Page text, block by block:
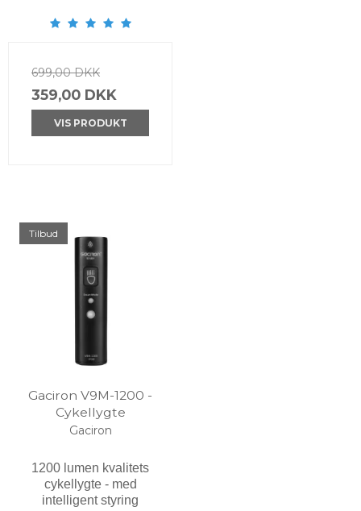
699,00 DKK
359,00 DKK
VIS PRODUKT
Tilbud
Gaciron V9M-1200 -
Cykellygte
Gaciron
1200 lumen kvalitets
cykellygte - med
intelligent styring